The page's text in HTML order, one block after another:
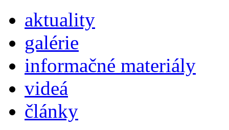
aktuality
galérie
informačné materiály
videá
články